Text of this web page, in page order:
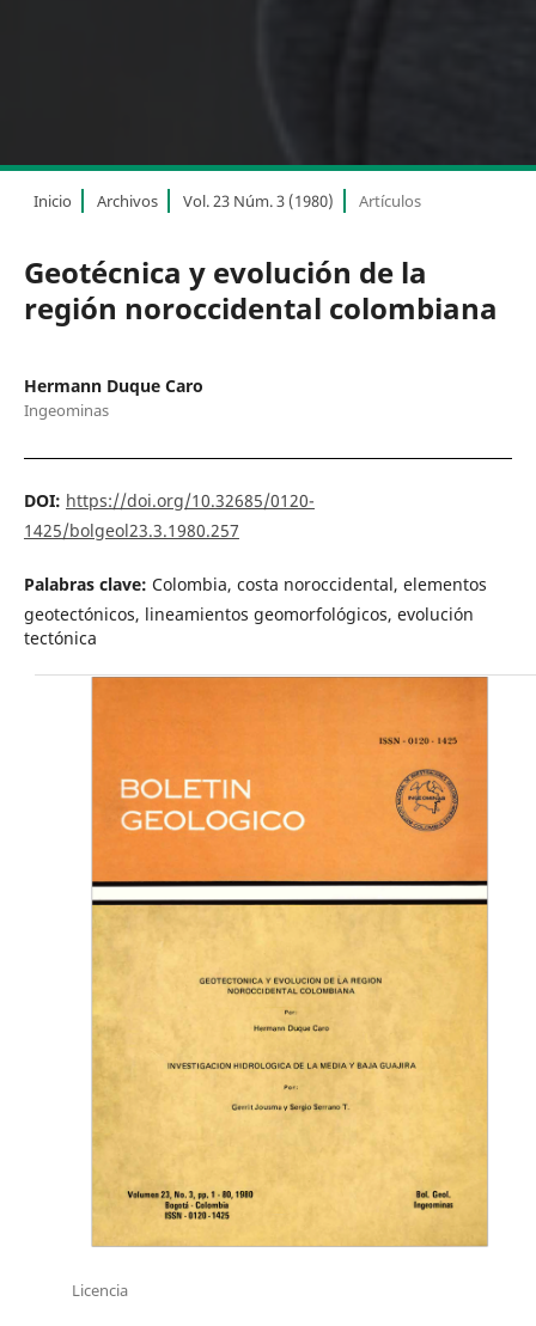
Inicio Archivos Vol. 23 Núm. 3 (1980) Artículos
Geotécnica y evolución de la
región noroccidental colombiana
Hermann Duque Caro
Ingeominas
DOI: https://doi.org/10.32685/0120-
1425/bolgeol23.3.1980.257
Palabras clave: Colombia, costa noroccidental, elementos
geotectónicos, lineamientos geomorfológicos, evolución
tectónica
Licencia